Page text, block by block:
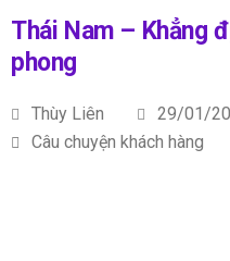
Thái Nam – Khẳng
phong
Thùy Liên
29/01/
Câu chuyện khách hàng